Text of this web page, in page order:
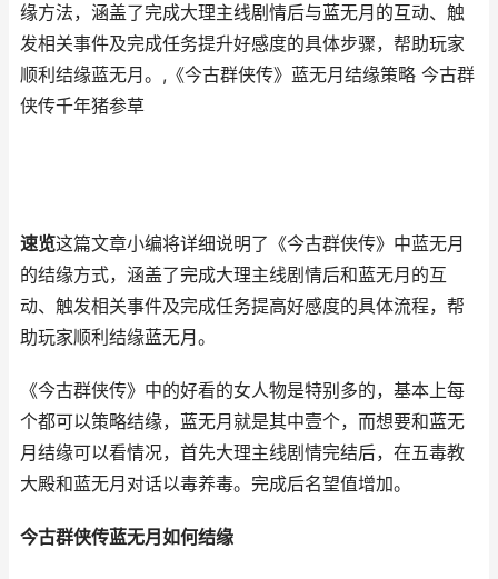
缘方法，涵盖了完成大理主线剧情后与蓝无月的互动、触
发相关事件及完成任务提升好感度的具体步骤，帮助玩家
顺利结缘蓝无月。,《今古群侠传》蓝无月结缘策略 今古群
侠传千年猪参草
速览这篇文章小编将详细说明了《今古群侠传》中蓝无月
的结缘方式，涵盖了完成大理主线剧情后和蓝无月的互
动、触发相关事件及完成任务提高好感度的具体流程，帮
助玩家顺利结缘蓝无月。
《今古群侠传》中的好看的女人物是特别多的，基本上每
个都可以策略结缘，蓝无月就是其中壹个，而想要和蓝无
月结缘可以看情况，首先大理主线剧情完结后，在五毒教
大殿和蓝无月对话以毒养毒。完成后名望值增加。
今古群侠传蓝无月如何结缘